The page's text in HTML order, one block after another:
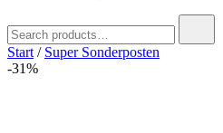
for:
Start / Super Sonderposten
-31%